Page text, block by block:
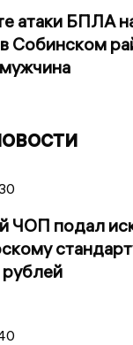
атаки БПЛА
Собинском
ЧОП подал